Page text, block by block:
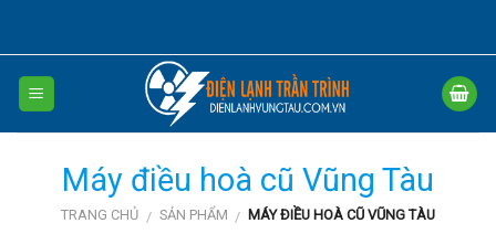
Máy điều hoà cũ Vũng Tàu
TRANG CHỦ / SẢN PHẨM / MÁY ĐIỀU HOÀ CŨ VŨNG TÀU